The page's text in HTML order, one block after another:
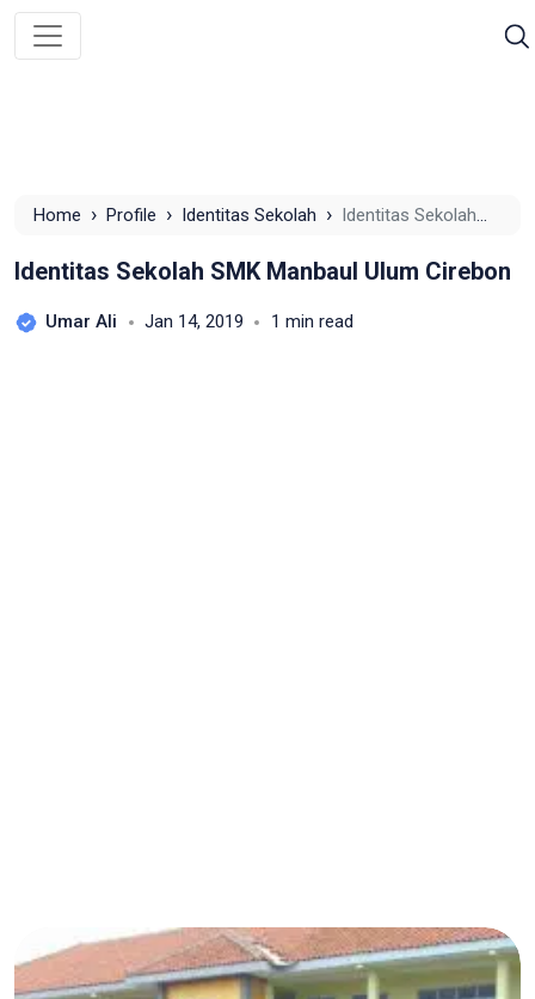
Home › Profile › Identitas Sekolah › Identitas Sekolah
Identitas Sekolah SMK Manbaul Ulum Cirebon
Umar Ali Jan 14, 2019 1 min read